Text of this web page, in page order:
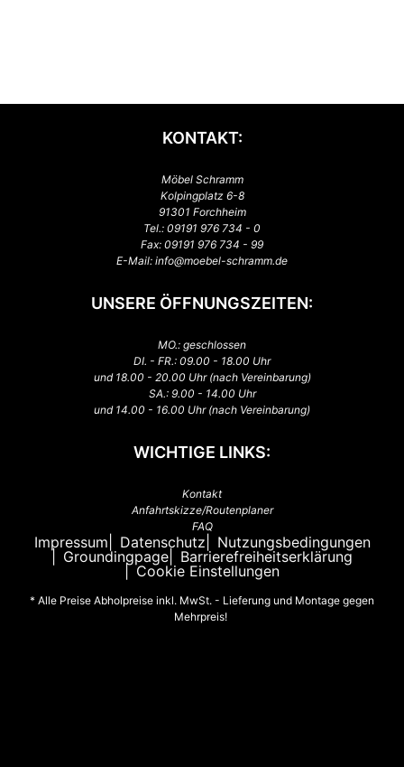
KONTAKT:
Möbel Schramm
Kolpingplatz 6-8
91301 Forchheim
Tel.: 09191 976 734 - 0
Fax: 09191 976 734 - 99
E-Mail: info@moebel-schramm.de
UNSERE ÖFFNUNGSZEITEN:
MO.: geschlossen
DI. - FR.: 09.00 - 18.00 Uhr
und 18.00 - 20.00 Uhr (nach Vereinbarung)
SA.: 9.00 - 14.00 Uhr
und 14.00 - 16.00 Uhr (nach Vereinbarung)
WICHTIGE LINKS:
Kontakt
Anfahrtskizze/Routenplaner
FAQ
Impressum Datenschutz
Nutzungsbedingungen
Groundingpage
Barrierefreiheitserklärung
Cookie Einstellungen
* Alle Preise Abholpreise inkl. MwSt. - Lieferung und Montage gegen
Mehrpreis!